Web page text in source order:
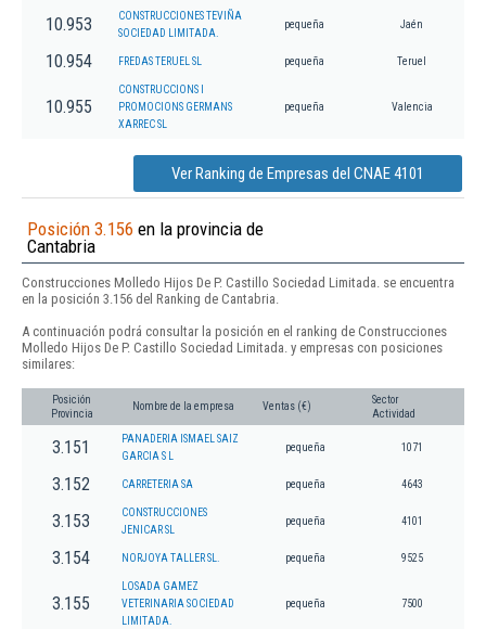
10.953
CONSTRUCCIONES TEVIÑA
SOCIEDAD LIMITADA.
pequeña Jaén
10.954 FREDAS TERUEL SL pequeña Teruel
10.955
CONSTRUCCIONS I
PROMOCIONS GERMANS
XARREC SL
pequeña Valencia
Ver Ranking de Empresas del CNAE 4101
Posición 3.156 en la provincia de
Cantabria
Construcciones Molledo Hijos De P. Castillo Sociedad Limitada. se encuentra
en la posición 3.156 del Ranking de Cantabria.
A continuación podrá consultar la posición en el ranking de Construcciones
Molledo Hijos De P. Castillo Sociedad Limitada. y empresas con posiciones
similares:
Posición
Provincia
Nombre de la empresa Ventas (€)
Sector
Actividad
3.151
PANADERIA ISMAEL SAIZ
GARCIA S L
pequeña 1071
3.152 CARRETERIA SA pequeña 4643
3.153
CONSTRUCCIONES
JENICAR SL
pequeña 4101
3.154 NORJOYA TALLER SL. pequeña 9525
3.155
LOSADA GAMEZ
VETERINARIA SOCIEDAD
LIMITADA.
pequeña 7500